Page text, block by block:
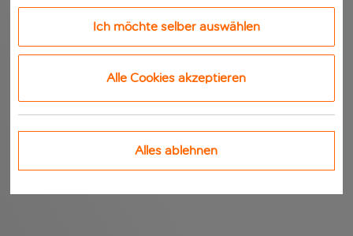
Ich möchte selber auswählen
Alle Cookies akzeptieren
Alles ablehnen